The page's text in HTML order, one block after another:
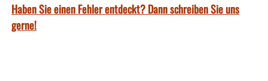
Haben Sie einen Fehler entdeckt? Dann schreiben Sie uns
gerne!